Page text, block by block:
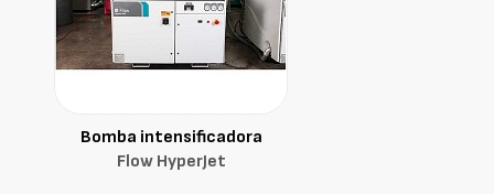
Bomba intensificadora
Flow HyperJet